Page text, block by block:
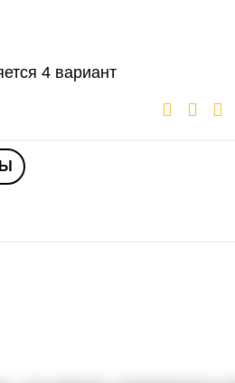
4 вариант